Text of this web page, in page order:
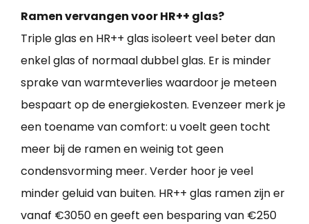
Ramen vervangen voor HR++ glas?
Triple glas en HR++ glas isoleert veel beter dan
enkel glas of normaal dubbel glas. Er is minder
sprake van warmteverlies waardoor je meteen
bespaart op de energiekosten. Evenzeer merk je
een toename van comfort: u voelt geen tocht
meer bij de ramen en weinig tot geen
condensvorming meer. Verder hoor je veel
minder geluid van buiten. HR++ glas ramen zijn er
vanaf €3050 en geeft een besparing van €250